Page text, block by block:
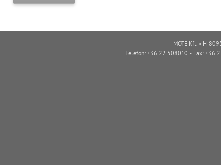
MOTE Kft. • H-
Telefon: +36.22.508010 • Fax: